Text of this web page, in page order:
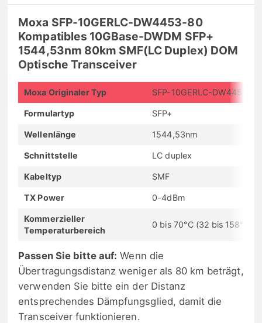
Moxa SFP-10GERLC-DW4453-80
Kompatibles 10GBase-DWDM SFP+
1544,53nm 80km SMF(LC Duplex) DOM
Optische Transceiver
Moxa Originaler Typ SFP-10GERLC-DW4453-80
Formulartyp SFP+
Wellenlänge 1544,53nm
Schnittstelle LC duplex
Kabeltyp SMF
TX Power 0-4dBm
Kommerzieller
Temperaturbereich
0 bis 70°C (32 bis 158°F)
Passen Sie bitte auf: Wenn die
Übertragungsdistanz weniger als 80 km beträgt,
verwenden Sie bitte ein der Distanz
entsprechendes Dämpfungsglied, damit die
Transceiver funktionieren.